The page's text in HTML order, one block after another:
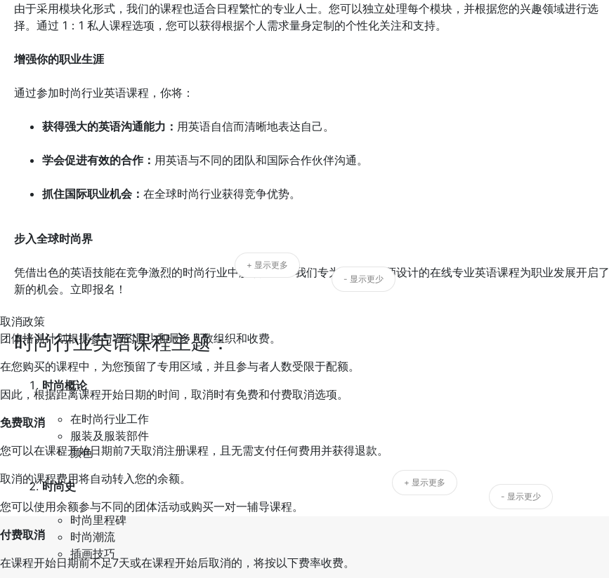
由于采用模块化形式，我们的课程也适合日程繁忙的专业人士。您可以独立处理每个模块，并根据您的兴趣领域进行选
择。通过 1：1 私人课程选项，您可以获得根据个人需求量身定制的个性化关注和支持。
增强你的职业生涯
通过参加时尚行业英语课程，你将：
获得强大的英语沟通能力： 用英语自信而清晰地表达自己。
学会促进有效的合作： 用英语与不同的团队和国际合作伙伴沟通。
抓住国际职业机会： 在全球时尚行业获得竞争优势。
步入全球时尚界
凭借出色的英语技能在竞争激烈的时尚行业中脱颖而出。我们专为时装设计师设计的在线专业英语课程为职业发展开启了
新的机会。立即报名！
时尚行业英语课程主题：
时尚概论
在时尚行业工作
服装及服装部件
颜色
时尚史
时尚里程碑
时尚潮流
插画技巧
+ 显示更多
- 显示更少
取消政策
团体培训计划根据参与者的最少和最多人数组织和收费。
在您购买的课程中，为您预留了专用区域，并且参与者人数受限于配额。
因此，根据距离课程开始日期的时间，取消时有免费和付费取消选项。
免费取消
您可以在课程开始日期前7天取消注册课程，且无需支付任何费用并获得退款。
取消的课程费用将自动转入您的余额。
您可以使用余额参与不同的团体活动或购买一对一辅导课程。
付费取消
在课程开始日期前不足7天或在课程开始后取消的，将按以下费率收费。
+ 显示更多
- 显示更少